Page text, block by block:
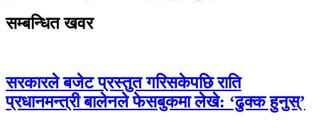
सम्बन्धित खवर
सरकारले बजेट प्रस्तुत गरिसकेपछि राति
प्रधानमन्त्री बालेनले फेसबुकमा लेखे: ‘ढुक्क हुनुस्’